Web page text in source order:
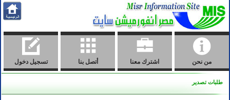
من نحن اشترك معنا أتصل بنا تسجيل دخول
طلبات تصدير